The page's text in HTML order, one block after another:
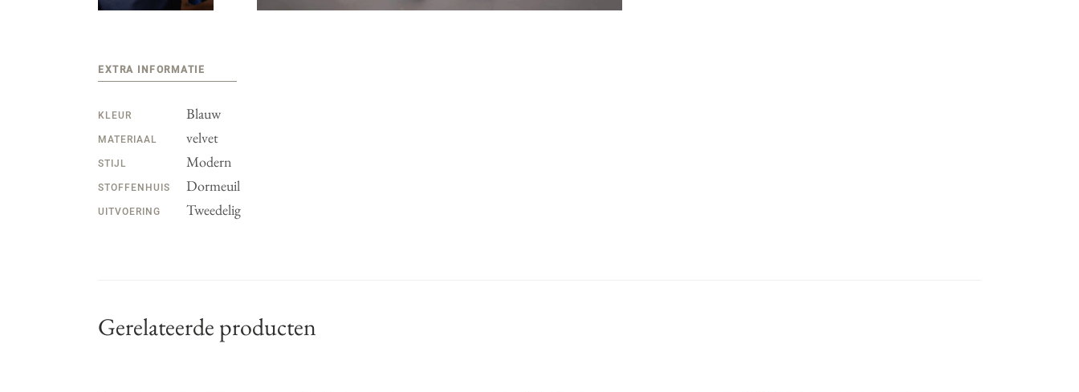
EXTRA INFORMATIE
KLEUR Blauw
MATERIAAL velvet
STIJL Modern
STOFFENHUIS Dormeuil
UITVOERING Tweedelig
Gerelateerde producten